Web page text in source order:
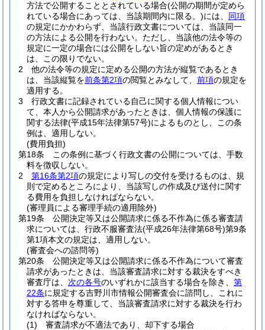
方法で公開することとされている場合(公開の期間が定めら
れている場合にあっては、当該期間内に限る。)には、 同項
の規定にかかわらず、当該行政文書については、当該同一
の方法による公開を行わない。 ただし、当該他の法令等の
規定に一定の場合には公開をしない旨の定めがあるとき
は、この限りでない。
2
他の法令等の規定に定める公開の方法が縦覧であるとき
は、当該縦覧を前条第2項の閲覧とみなして、 前項の規定を
適用する。
3
行政文書に記録されている自己に関する個人情報につい
て、本人から公開請求があったときは、個人情報の保護に
関する法律(平成15年法律第57号)によるものとし、この条
例は、適用しない。
(費用負担)
第18条
この条例に基づく行政文書の公開については、手数
料を徴収しない。
2
第16条第2項の規定により写しの交付を受けるものは、規
則で定めるところにより、当該写しの作成及び送付に関す
る費用を負担しなければならない。
(審理員による審理手続の適用除外)
第19条
公開決定等又は公開請求に係る不作為に係る審査請
求については、行政不服審査法(平成26年法律第68号)第9条
第1項本文の規定は、適用しない。
(審査会への諮問等)
第20条
公開決定等又は公開請求に係る不作為について審査
請求があったときは、当該審査請求に対する裁決をすべき
審査庁は、 次の各号のいずれかに該当する場合を除き、 第
22条に規定する吉野川市情報公開審査会に諮問し、これに
対する答申を尊重して、当該審査請求に対する裁決を行わ
なければならない。
(1)
審査請求が不適法であり、却下する場合